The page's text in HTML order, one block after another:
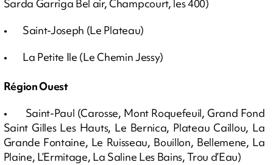
Sarda Garriga Bel air, Champcourt, les 400)
• Saint-Joseph (Le Plateau)
• La Petite Ile (Le Chemin Jessy)
Région Ouest
• Saint-Paul (Carosse, Mont Roquefeuil, Grand Fond
Saint Gilles Les Hauts, Le Bernica, Plateau Caillou, La
Grande Fontaine, Le Ruisseau, Bouillon, Bellemene, La
Plaine, L’Ermitage, La Saline Les Bains, Trou d’Eau)